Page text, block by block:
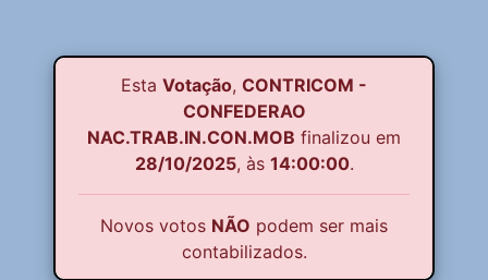
Esta Votação, CONTRICOM -
CONFEDERAO
NAC.TRAB.IN.CON.MOB finalizou em
28/10/2025, às 14:00:00.
Novos votos NÃO podem ser mais
contabilizados.